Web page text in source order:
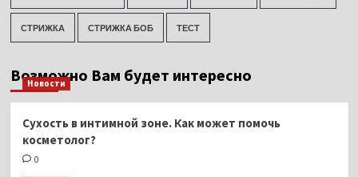
СТРИЖКА СТРИЖКА БОБ ТЕСТ
Возможно Вам будет интересно
Новости
Сухость в интимной зоне. Как может помочь
косметолог?
0